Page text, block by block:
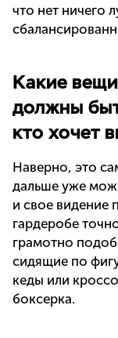
что нет ничего
Какие
должны
кто хочет
Наверно, это
дальше уже
и свое видение
гардеробе
грамотно
сидящие по
кеды или
боксерка.